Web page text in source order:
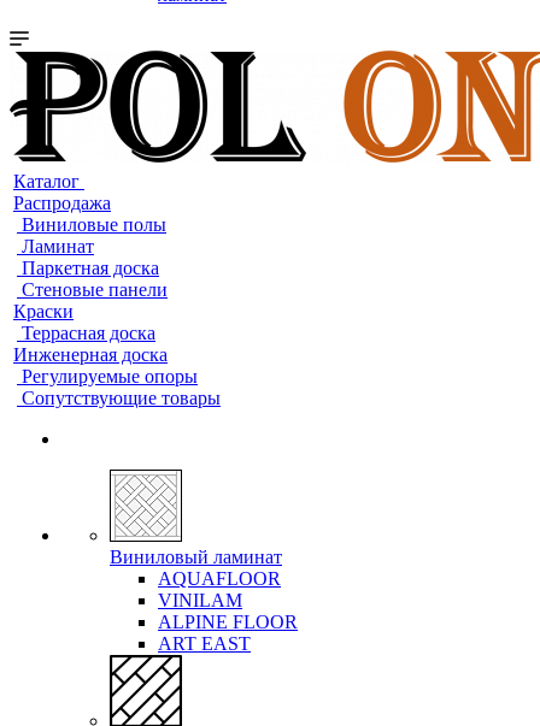
Каталог
Распродажа
Виниловые полы
Ламинат
Паркетная доска
Стеновые панели
Краски
Террасная доска
Инженерная доска
Регулируемые опоры
Сопутствующие товары
Виниловый ламинат
AQUAFLOOR
VINILAM
ALPINE FLOOR
ART EAST